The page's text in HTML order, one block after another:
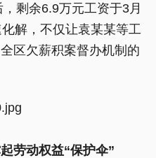
剩余6.9万元工资于3月
解，不仅让袁某某等工
区欠薪积案督办机制的
劳动权益“保护伞”